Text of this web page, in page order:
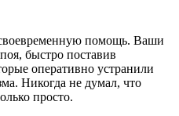
помощь. Ваши
быстро поставив
оперативно устранили
Никогда не думал, что
просто.